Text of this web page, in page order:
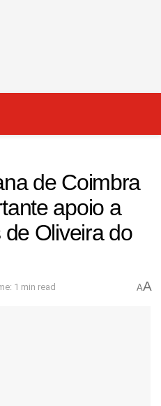
de Coimbra
apoio a
Oliveira do
1 min read AA